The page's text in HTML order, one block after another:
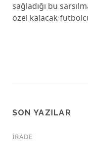
sağladığı bu
özel kalacak
SON YAZILAR
İRADE